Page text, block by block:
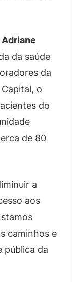
Adriane
da saúde
da
o
do
de 80
a
aos
caminhos e
pública da